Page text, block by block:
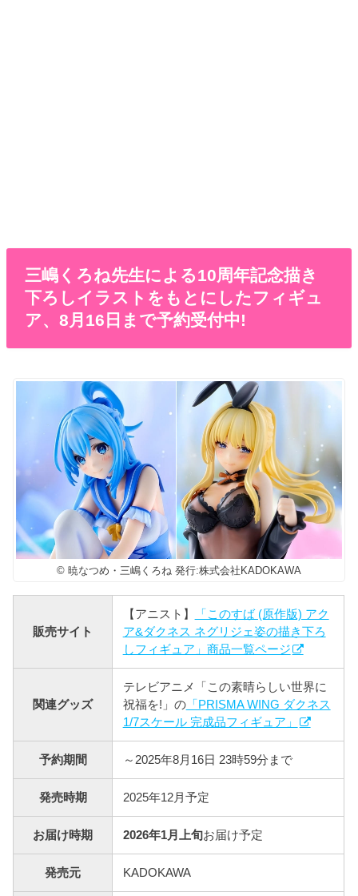
三嶋くろね先生による10周年記念描き
下ろしイラストをもとにしたフィギュ
ア、8月16日まで予約受付中!
© 暁なつめ・三嶋くろね 発行:株式会社KADOKAWA
販売サイト
【アニスト】
「このすば (原作版) アク
ア&ダクネス ネグリジェ姿の描き下ろ
しフィギュア」商品一覧ページ
関連グッズ
テレビアニメ「この素晴らしい世界に
祝福を!」の「PRISMA WING ダクネス
1/7スケール 完成品フィギュア」
予約期間 ～2025年8月16日 23時59分まで
発売時期 2025年12月予定
お届け時期 2026年1月上旬お届け予定
発売元 KADOKAWA